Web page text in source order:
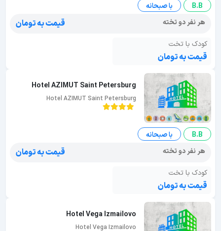
B.B
با صبحانه
هر نفر دو تخته
قیمت به تومان
کودک با تخت
قیمت به تومان
Hotel AZIMUT Saint Petersburg
Hotel AZIMUT Saint Petersburg
B.B
با صبحانه
هر نفر دو تخته
قیمت به تومان
کودک با تخت
قیمت به تومان
Hotel Vega Izmailovo
Hotel Vega Izmailovo